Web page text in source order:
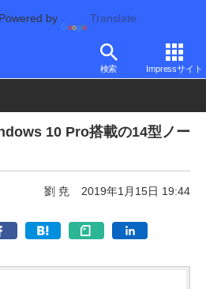
by Translate
検索 Impressサイト
ット/スマートフォン ノートパソコン
10 Pro搭載の14型ノー
劉 尭 2019年1月15日 19:44